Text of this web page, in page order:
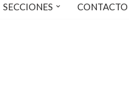
SECCIONES CONTACTO